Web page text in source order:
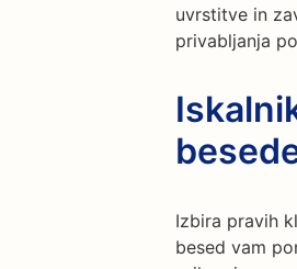
uvrstitve in
privabljanja
Izbira pravih
besed vam